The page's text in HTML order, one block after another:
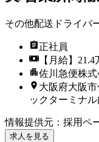
その他配送ドライバ
正社員
【月給】21.4
佐川急便株式
大阪府大阪
ックターミナル
情報提供元 ： 採用ペ
求人を見る